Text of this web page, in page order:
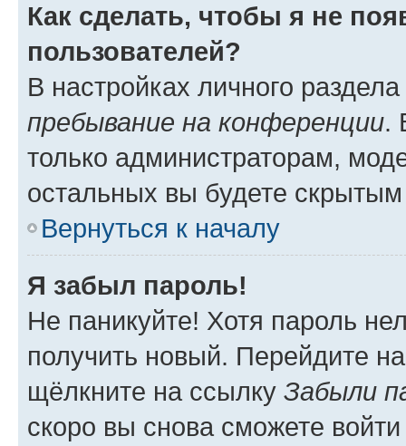
Как сделать, чтобы я не
пользователей?
В настройках личного
пребывание на конференции.
только администраторам,
остальных вы будете
Вернуться к началу
Я забыл пароль!
Не паникуйте! Хотя пароль
получить новый. Перейдите
щёлкните на ссылку Забыли
скоро вы снова сможете